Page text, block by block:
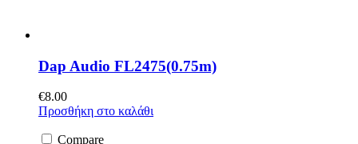
Dap Audio FL2475(0.75m)
€8.00
Προσθήκη στο καλάθι
Compare